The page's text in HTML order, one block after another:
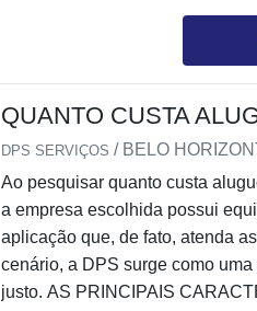
anos, sendo referência em
disso, a empresa conta com
de apresentar soluções
cada contratante.
fundamental investir em um
amplo de equipamentos,
responsável pela locação deve
uma máquina de termofusão
que faz com que diversas
as vantagens apresentadas
merece destaque:Ter a
modelos;Contratos por tempo
custos com manutenção ou
no aluguel de máquina de
QUANTO CUSTA
DPS SERVIÇOS/ BELO
Ao pesquisar quanto custa
a empresa escolhida possui
aplicação que, de fato, atenda
cenário, a DPS surge como
justo. AS PRINCIPAIS